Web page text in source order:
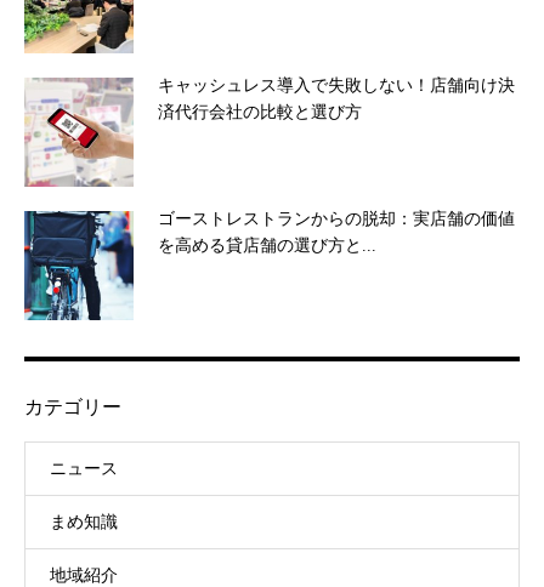
キャッシュレス導入で失敗しない！店舗向け決
済代行会社の比較と選び方
ゴーストレストランからの脱却：実店舗の価値
を高める貸店舗の選び方と...
カテゴリー
ニュース
まめ知識
地域紹介